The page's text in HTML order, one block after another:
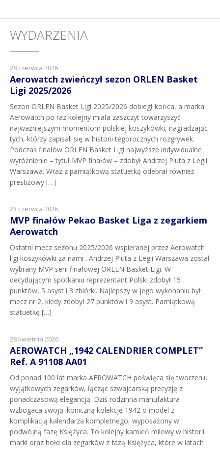
WYDARZENIA
28 czerwca 2026
Aerowatch zwieńczył sezon ORLEN Basket
Ligi 2025/2026
Sezon ORLEN Basket Ligi 2025/2026 dobiegł końca, a marka
Aerowatch po raz kolejny miała zaszczyt towarzyszyć
najważniejszym momentom polskiej koszykówki, nagradzając
tych, którzy zapisali się w historii tegorocznych rozgrywek.
Podczas finałów ORLEN Basket Ligi najwyższe indywidualne
wyróżnienie – tytuł MVP finałów – zdobył Andrzej Pluta z Legii
Warszawa. Wraz z pamiątkową statuetką odebrał również
prestiżowy […]
23 czerwca 2026
MVP finałów Pekao Basket Liga z zegarkiem
Aerowatch
Ostatni mecz sezonu 2025/2026 wspieranej przez Aerowatch
ligi koszykówki za nami . Andrzej Pluta z Legii Warszawa został
wybrany MVP serii finałowej ORLEN Basket Ligi. W
decydującym spotkaniu reprezentant Polski zdobył 15
punktów, 5 asyst i 3 zbiórki. Najlepszy w jego wykonaniu był
mecz nr 2, kiedy zdobył 27 punktów i 9 asyst. Pamiątkową
statuetkę […]
28 kwietnia 2026
AEROWATCH „1942 CALENDRIER COMPLET”
Ref. A 91108 AA01
Od ponad 100 lat marka AEROWATCH poświęca się tworzeniu
wyjątkowych zegarków, łącząc szwajcarską precyzję z
ponadczasową elegancją. Dziś rodzinna manufaktura
wzbogaca swoją ikoniczną kolekcję 1942 o model z
komplikacją kalendarza kompletnego, wyposażony w
podwójną fazę Księżyca. To kolejny kamień milowy w historii
marki oraz hołd dla zegarków z fazą Księżyca, które w latach